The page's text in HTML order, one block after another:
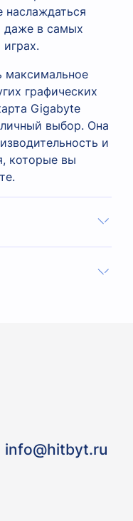
даже в самых
максимальное
графических
Gigabyte
выбор. Она
и
которые вы
info@hitbyt.ru